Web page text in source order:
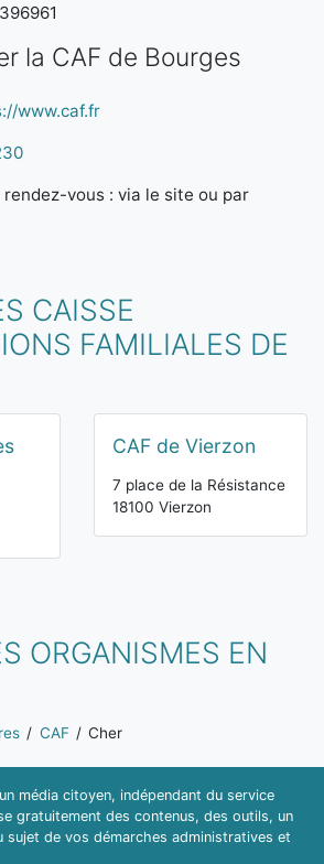
la CAF de Bourges
www.caf.fr
vous : via le site ou par
CAISSE
FAMILIALES DE
CAF de Vierzon
7 place de la Résistance
18100 Vierzon
ORGANISMES EN
CAF Cher
média citoyen, indépendant du service
gratuitement des contenus, des outils, un
sujet de vos démarches administratives et